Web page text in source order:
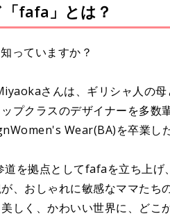
fafa」とは？
っていますか？
さんは、ギリシャ人の
プクラスのデザイナーを多
Wear(BA)を卒業した
を拠点としてfafaを立ち上
、おしゃれに敏感なママたち
しく、かわいい世界に、どこ